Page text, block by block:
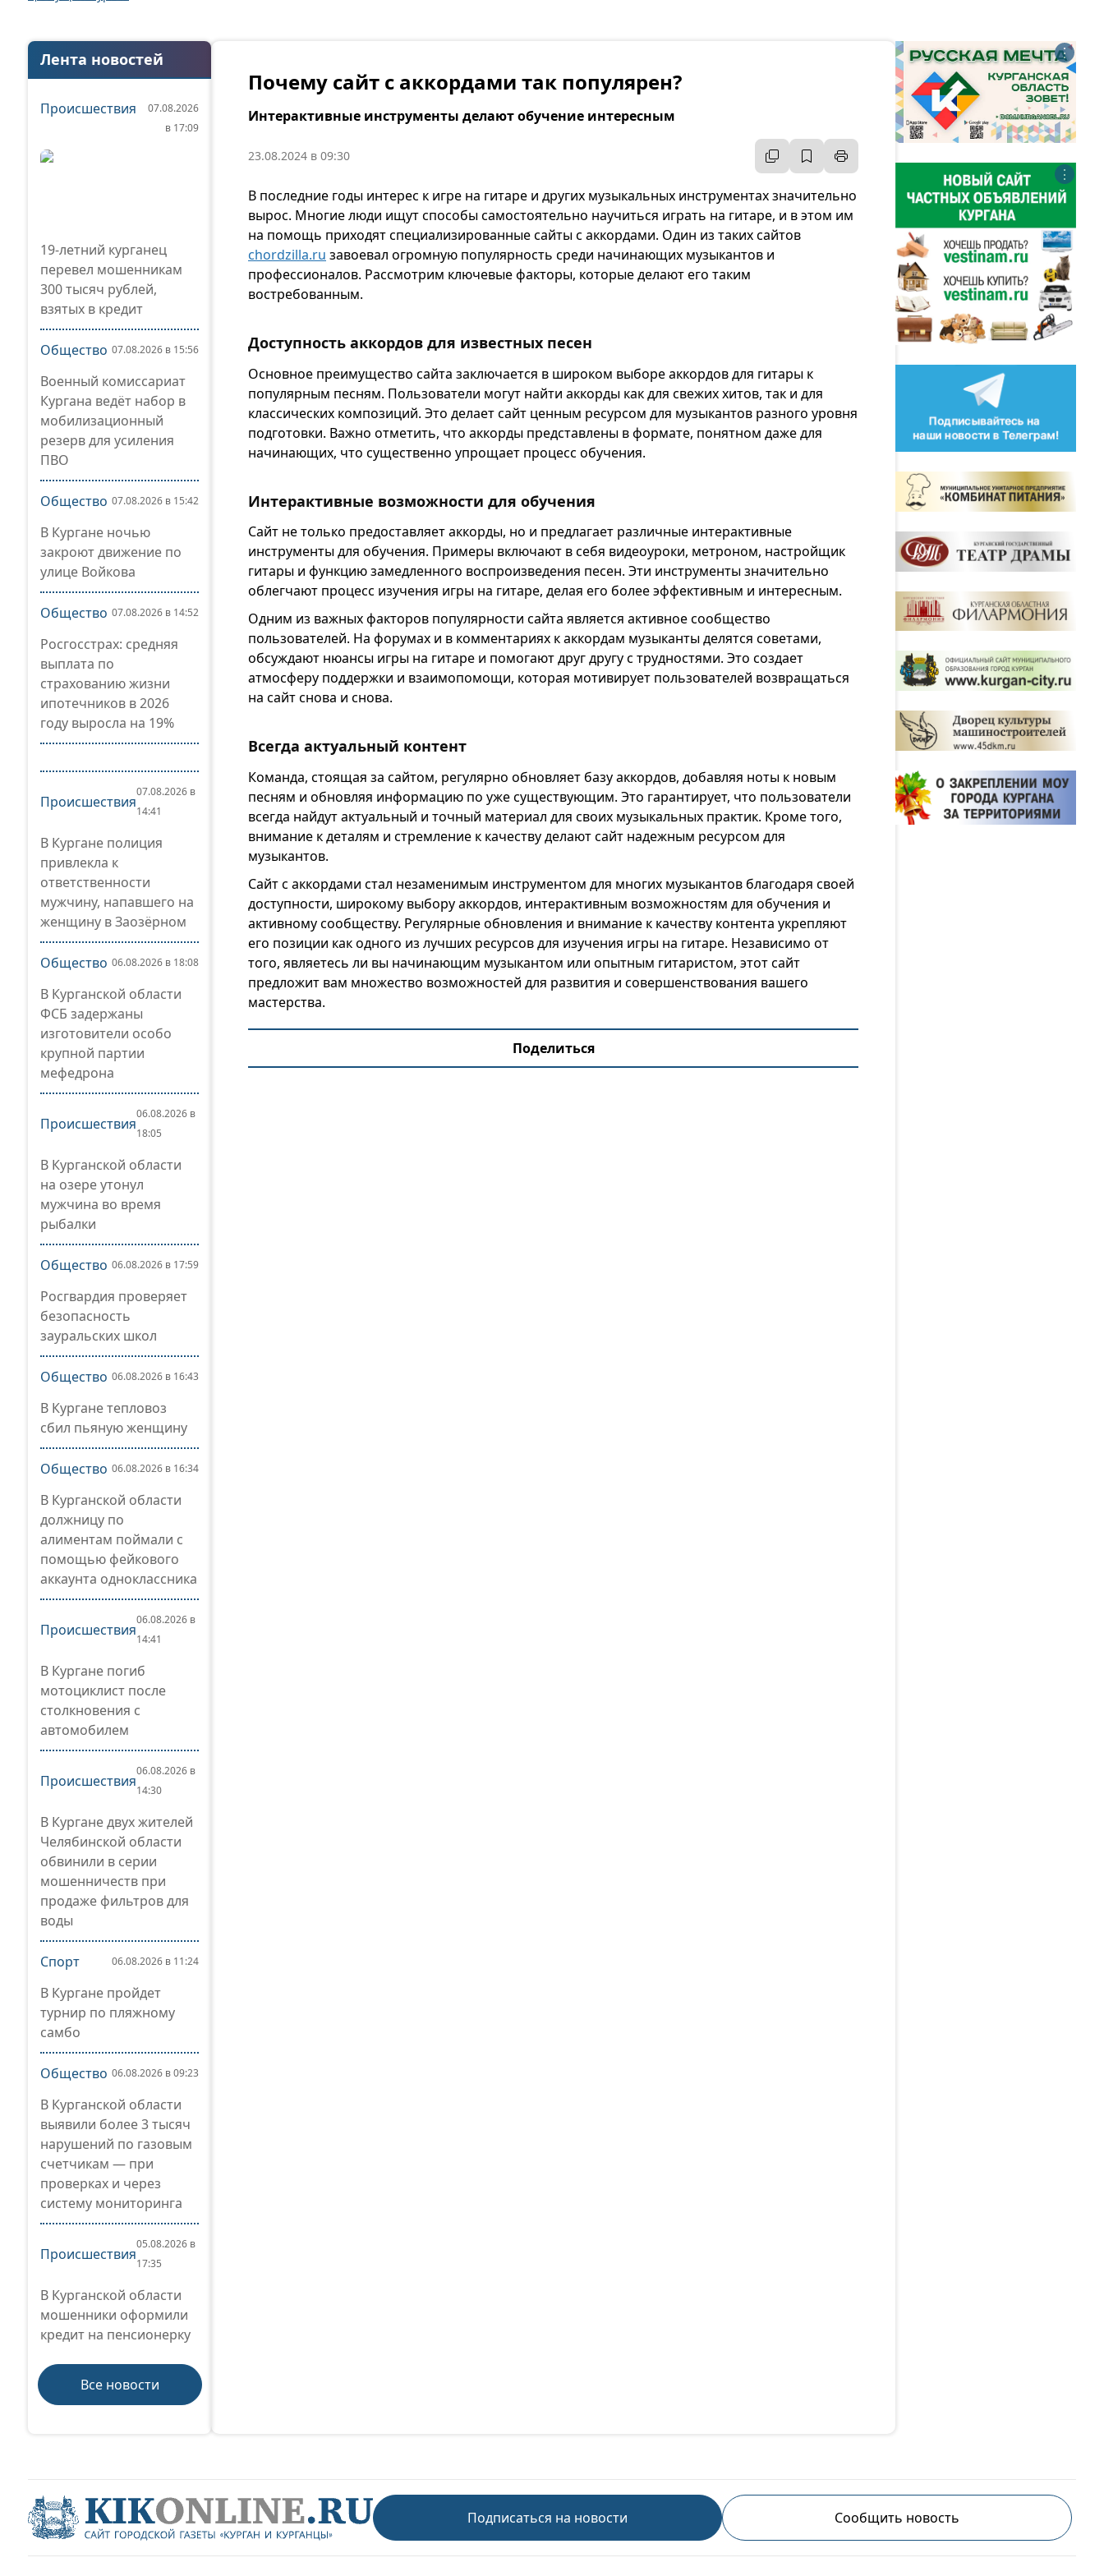
Лента новостей
Происшествия
07.08.2026
в 17:09
19-летний курганец
перевел мошенникам
300 тысяч рублей,
взятых в кредит
Общество 07.08.2026 в 15:56
Военный комиссариат
Кургана ведёт набор в
мобилизационный
резерв для усиления
ПВО
Общество 07.08.2026 в 15:42
В Кургане ночью
закроют движение по
улице Войкова
Общество 07.08.2026 в 14:52
Росгосстрах: средняя
выплата по
страхованию жизни
ипотечников в 2026
году выросла на 19%
Происшествия
07.08.2026 в
14:41
В Кургане полиция
привлекла к
ответственности
мужчину, напавшего на
женщину в Заозёрном
Общество 06.08.2026 в 18:08
В Курганской области
ФСБ задержаны
изготовители особо
крупной партии
мефедрона
Происшествия
06.08.2026 в
18:05
В Курганской области
на озере утонул
мужчина во время
рыбалки
Общество 06.08.2026 в 17:59
Росгвардия проверяет
безопасность
зауральских школ
Общество 06.08.2026 в 16:43
В Кургане тепловоз
сбил пьяную женщину
Общество 06.08.2026 в 16:34
В Курганской области
должницу по
алиментам поймали с
помощью фейкового
аккаунта одноклассника
Происшествия
06.08.2026 в
14:41
В Кургане погиб
мотоциклист после
столкновения с
автомобилем
Происшествия
06.08.2026 в
14:30
В Кургане двух жителей
Челябинской области
обвинили в серии
мошенничеств при
продаже фильтров для
воды
Спорт 06.08.2026 в 11:24
В Кургане пройдет
турнир по пляжному
самбо
Общество 06.08.2026 в 09:23
В Курганской области
выявили более 3 тысяч
нарушений по газовым
счетчикам — при
проверках и через
систему мониторинга
Происшествия
05.08.2026 в
17:35
В Курганской области
мошенники оформили
кредит на пенсионерку
Все новости
Почему сайт с аккордами так популярен?
Интерактивные инструменты делают обучение интересным
23.08.2024 в 09:30
В последние годы интерес к игре на гитаре и других музыкальных инструментах значительно
вырос. Многие люди ищут способы самостоятельно научиться играть на гитаре, и в этом им
на помощь приходят специализированные сайты с аккордами. Один из таких сайтов
chordzilla.ru завоевал огромную популярность среди начинающих музыкантов и
профессионалов. Рассмотрим ключевые факторы, которые делают его таким
востребованным.
Доступность аккордов для известных песен
Основное преимущество сайта заключается в широком выборе аккордов для гитары к
популярным песням. Пользователи могут найти аккорды как для свежих хитов, так и для
классических композиций. Это делает сайт ценным ресурсом для музыкантов разного уровня
подготовки. Важно отметить, что аккорды представлены в формате, понятном даже для
начинающих, что существенно упрощает процесс обучения.
Интерактивные возможности для обучения
Сайт не только предоставляет аккорды, но и предлагает различные интерактивные
инструменты для обучения. Примеры включают в себя видеоуроки, метроном, настройщик
гитары и функцию замедленного воспроизведения песен. Эти инструменты значительно
облегчают процесс изучения игры на гитаре, делая его более эффективным и интересным.
Одним из важных факторов популярности сайта является активное сообщество
пользователей. На форумах и в комментариях к аккордам музыканты делятся советами,
обсуждают нюансы игры на гитаре и помогают друг другу с трудностями. Это создает
атмосферу поддержки и взаимопомощи, которая мотивирует пользователей возвращаться
на сайт снова и снова.
Всегда актуальный контент
Команда, стоящая за сайтом, регулярно обновляет базу аккордов, добавляя ноты к новым
песням и обновляя информацию по уже существующим. Это гарантирует, что пользователи
всегда найдут актуальный и точный материал для своих музыкальных практик. Кроме того,
внимание к деталям и стремление к качеству делают сайт надежным ресурсом для
музыкантов.
Сайт с аккордами стал незаменимым инструментом для многих музыкантов благодаря своей
доступности, широкому выбору аккордов, интерактивным возможностям для обучения и
активному сообществу. Регулярные обновления и внимание к качеству контента укрепляют
его позиции как одного из лучших ресурсов для изучения игры на гитаре. Независимо от
того, являетесь ли вы начинающим музыкантом или опытным гитаристом, этот сайт
предложит вам множество возможностей для развития и совершенствования вашего
мастерства.
Поделиться
⋮
⋮
Подписаться на новости Сообщить новость